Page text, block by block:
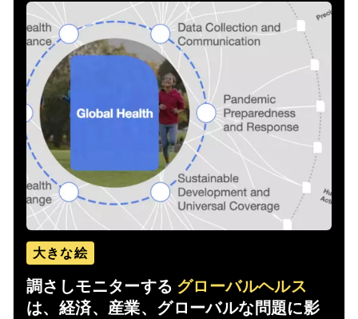
大きな絵
調さしモニターする グローバルヘルス
は、経済、産業、グローバルな問題に影